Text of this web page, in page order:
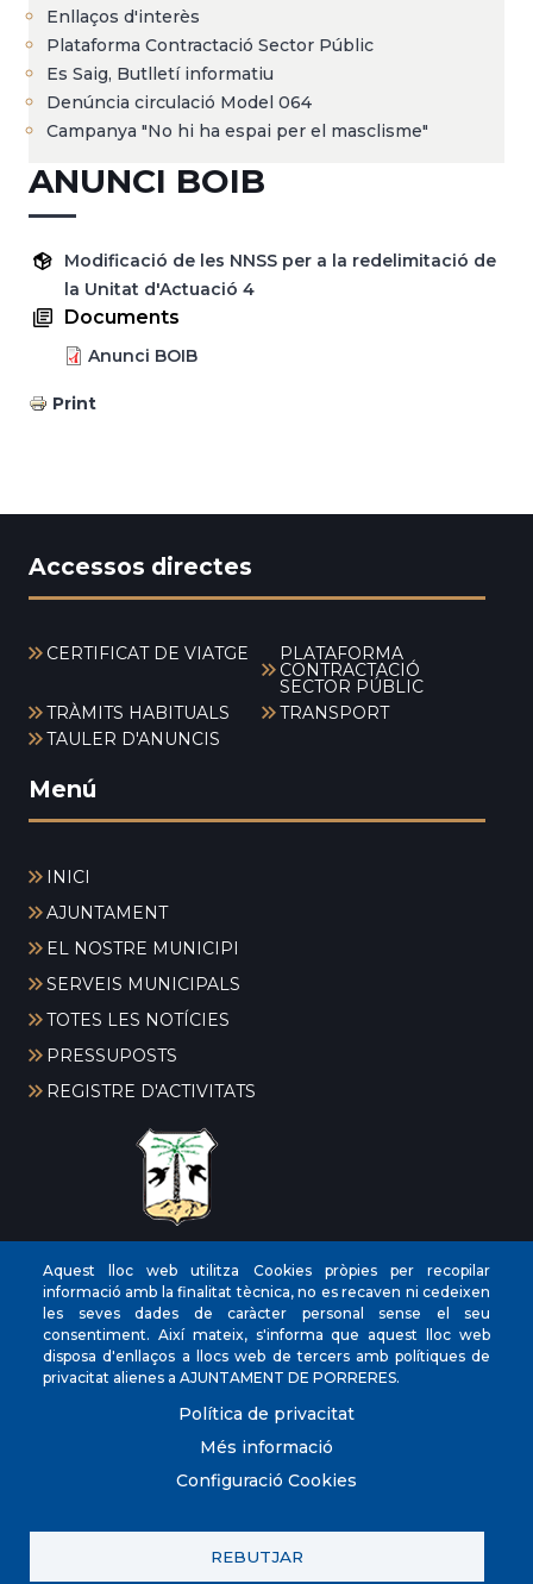
Enllaços d'interès
Plataforma Contractació Sector Públic
Es Saig, Butlletí informatiu
Denúncia circulació Model 064
Campanya "No hi ha espai per el masclisme"
ANUNCI BOIB
Modificació de les NNSS per a la redelimitació de
la Unitat d'Actuació 4
Documents
Anunci BOIB
Print
Accessos directes
CERTIFICAT DE VIATGE PLATAFORMA
CONTRACTACIÓ
SECTOR PÚBLIC
TRÀMITS HABITUALS
TRANSPORT
TAULER D'ANUNCIS
Menú
INICI
AJUNTAMENT
EL NOSTRE MUNICIPI
SERVEIS MUNICIPALS
TOTES LES NOTÍCIES
PRESSUPOSTS
REGISTRE D'ACTIVITATS
CIF
‎P0704300C
Direccions
Plaça de la Vila, 17 CP: 07260
Telèfon (+34) 971 647221
Fax
(+34) 971 168265
910/605 098 760
Contacta amb nosaltres
Política de privacitat
Aquest lloc web utilitza Cookies pròpies per recopilar
informació amb la finalitat tècnica, no es recaven ni cedeixen
les seves dades de caràcter personal sense el seu
consentiment. Així mateix, s'informa que aquest lloc web
disposa d'enllaços a llocs web de tercers amb polítiques de
privacitat alienes a AJUNTAMENT DE PORRERES.
Política de privacitat
Més informació
Configuració Cookies
REBUTJAR